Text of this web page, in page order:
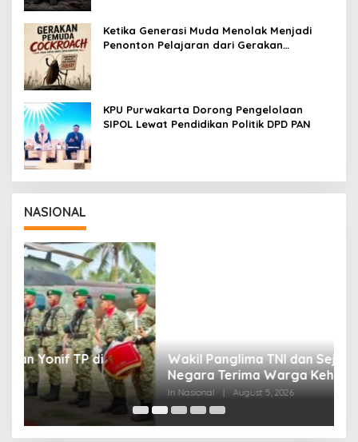
Ketika Generasi Muda Menolak Menjadi
Penonton Pelajaran dari Gerakan
KPU Purwakarta Dorong Pengelolaan
SIPOL Lewat Pendidikan Politik DPD PAN
NASIONAL
Wakil Panglima TNI dan Sejumlah Pejabat
Negara Terima Warga Kehormatan dan
Brevet Korps Marinir
In Nasional August 5, 2026